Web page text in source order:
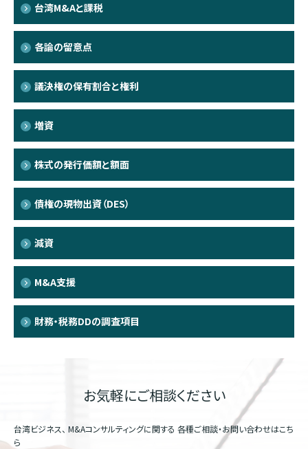
台湾M&Aと課税
各論の留意点
議決権の保有割合と権利
増資
株式の発行価額と額面
債権の現物出資（DES）
減資
M&A支援
財務・税務DDの調査項目
お気軽にご相談ください
台湾ビジネス、 M&Aコンサルティングに関する 各種ご相談・お問い合わせはこち
ら